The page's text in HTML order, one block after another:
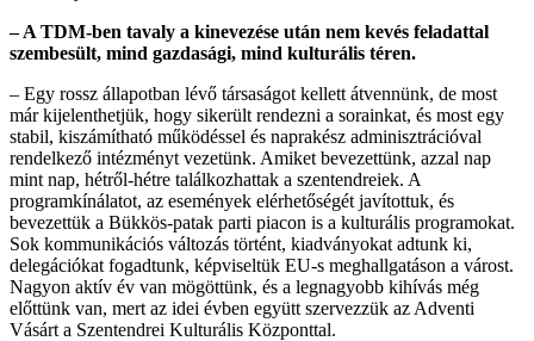
– A TDM-ben tavaly a kinevezése után nem kevés feladattal
szembesült, mind gazdasági, mind kulturális téren.
– Egy rossz állapotban lévő társaságot kellett átvennünk, de most
már kijelenthetjük, hogy sikerült rendezni a sorainkat, és most egy
stabil, kiszámítható működéssel és naprakész adminisztrációval
rendelkező intézményt vezetünk. Amiket bevezettünk, azzal nap
mint nap, hétről-hétre találkozhattak a szentendreiek. A
programkínálatot, az események elérhetőségét javítottuk, és
bevezettük a Bükkös-patak parti piacon is a kulturális programokat.
Sok kommunikációs változás történt, kiadványokat adtunk ki,
delegációkat fogadtunk, képviseltük EU-s meghallgatáson a várost.
Nagyon aktív év van mögöttünk, és a legnagyobb kihívás még
előttünk van, mert az idei évben együtt szervezzük az Adventi
Vásárt a Szentendrei Kulturális Központtal.